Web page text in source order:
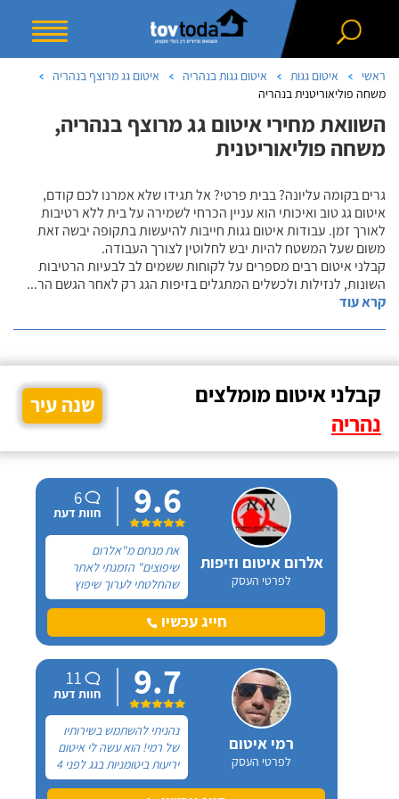
ראשי איטום גגות איטום גגות בנהריה
איטום גג מרוצף בנהריה
משחה פוליאוריטנית בנהריה
השוואת מחירי איטום גג מרוצף בנהריה,
משחה פוליאוריטנית
גרים בקומה עליונה? בבית פרטי? אל תגידו שלא אמרנו לכם קודם,
איטום גג טוב ואיכותי הוא עניין הכרחי לשמירה על בית ללא רטיבות
לאורך זמן. עבודות איטום גגות חייבות להיעשות בתקופה יבשה זאת
משום שעל המשטח להיות יבש לחלוטין לצורך העבודה.
קבלני איטום רבים מספרים על לקוחות ששמים לב לבעיות הרטיבות
השונות, לנזילות ולכשלים המתגלים בזיפות הגג רק לאחר הגשם הר...
קרא עוד
קבלני איטום מומלצים
נהריה
שנה עיר
אלרום איטום וזיפות
לפרטי העסק
9.6
6
חוות דעת
את מנחם מ"אלרום
שיפוצים" הזמנתי לאחר
שהחלטתי לערוך שיפוץ
כללי בדירתי שבטבריה. את
הטלפון של מנחם קיבלתי
מחבר שהמליץ עליו בחום
שממליץ עליו בחום רב.
חייג עכשיו
רמי איטום
לפרטי העסק
9.7
11
חוות דעת
נהניתי להשתמש בשירותיו
של רמי! הוא עשה לי איטום
יריעות ביטומניות בגג לפני 4
שנים כי כל הזמן היה שם